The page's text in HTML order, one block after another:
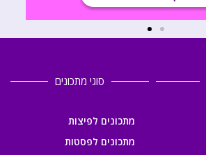
סוגי מתכונים
מתכונים לפיצות
מתכונים לפסטות